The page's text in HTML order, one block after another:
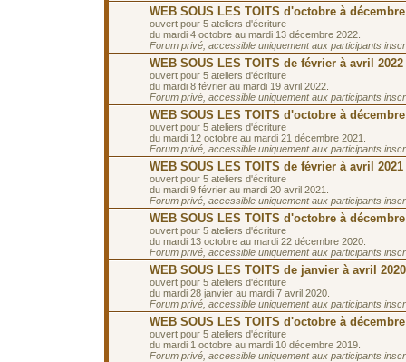
WEB SOUS LES TOITS d'octobre à décembre
ouvert pour 5 ateliers d'écriture
du mardi 4 octobre au mardi 13 décembre 2022.
Forum privé, accessible uniquement aux participants
WEB SOUS LES TOITS de février à avril 2022
ouvert pour 5 ateliers d'écriture
du mardi 8 février au mardi 19 avril 2022.
Forum privé, accessible uniquement aux participants
WEB SOUS LES TOITS d'octobre à décembre
ouvert pour 5 ateliers d'écriture
du mardi 12 octobre au mardi 21 décembre 2021.
Forum privé, accessible uniquement aux participants
WEB SOUS LES TOITS de février à avril 2021
ouvert pour 5 ateliers d'écriture
du mardi 9 février au mardi 20 avril 2021.
Forum privé, accessible uniquement aux participants
WEB SOUS LES TOITS d'octobre à décembre
ouvert pour 5 ateliers d'écriture
du mardi 13 octobre au mardi 22 décembre 2020.
Forum privé, accessible uniquement aux participants
WEB SOUS LES TOITS de janvier à avril 2020
ouvert pour 5 ateliers d'écriture
du mardi 28 janvier au mardi 7 avril 2020.
Forum privé, accessible uniquement aux participants
WEB SOUS LES TOITS d'octobre à décembre
ouvert pour 5 ateliers d'écriture
du mardi 1 octobre au mardi 10 décembre 2019.
Forum privé, accessible uniquement aux participants